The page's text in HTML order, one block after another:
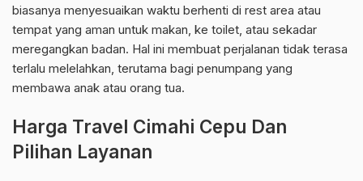
biasanya menyesuaikan waktu berhenti di rest area atau
tempat yang aman untuk makan, ke toilet, atau sekadar
meregangkan badan. Hal ini membuat perjalanan tidak terasa
terlalu melelahkan, terutama bagi penumpang yang
membawa anak atau orang tua.
Harga Travel Cimahi Cepu Dan
Pilihan Layanan